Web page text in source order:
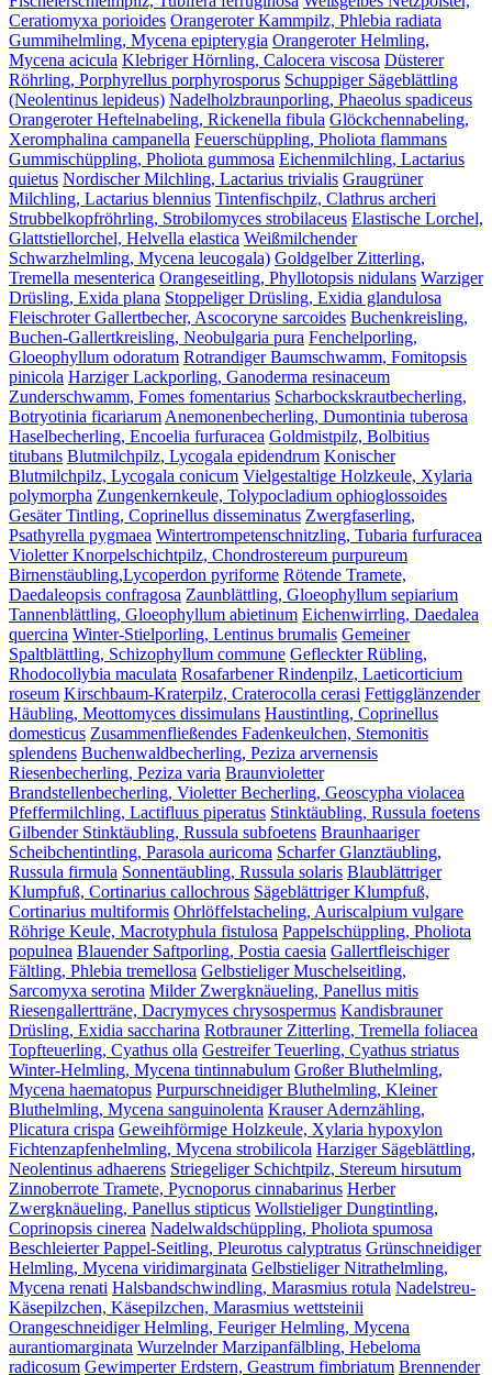
Ceratiomyxa porioides Orangeroter Kammpilz, Phlebia radiata
Gummihelmling, Mycena epipterygia Orangeroter Helmling,
Mycena acicula Klebriger Hörnling, Calocera viscosa Düsterer
Röhrling, Porphyrellus porphyrosporus Schuppiger Sägeblättling
(Neolentinus lepideus) Nadelholzbraunporling, Phaeolus spadiceus
Orangeroter Heftelnabeling, Rickenella fibula Glöckchennabeling,
Xeromphalina campanella Feuerschüppling, Pholiota flammans
Gummischüppling, Pholiota gummosa Eichenmilchling, Lactarius
quietus Nordischer Milchling, Lactarius trivialis Graugrüner
Milchling, Lactarius blennius Tintenfischpilz, Clathrus archeri
Strubbelkopfröhrling, Strobilomyces strobilaceus Elastische Lorchel,
Glattstiellorchel, Helvella elastica Weißmilchender
Schwarzhelmling, Mycena leucogala) Goldgelber Zitterling,
Tremella mesenterica Orangeseitling, Phyllotopsis nidulans Warziger
Drüsling, Exida plana Stoppeliger Drüsling, Exidia glandulosa
Fleischroter Gallertbecher, Ascocoryne sarcoides Buchenkreisling,
Buchen-Gallertkreisling, Neobulgaria pura Fenchelporling,
Gloeophyllum odoratum Rotrandiger Baumschwamm, Fomitopsis
pinicola Harziger Lackporling, Ganoderma resinaceum
Zunderschwamm, Fomes fomentarius Scharbockskrautbecherling,
Botryotinia ficariarum Anemonenbecherling, Dumontinia tuberosa
Haselbecherling, Encoelia furfuracea Goldmistpilz, Bolbitius
titubans Blutmilchpilz, Lycogala epidendrum Konischer
Blutmilchpilz, Lycogala conicum Vielgestaltige Holzkeule, Xylaria
polymorpha Zungenkernkeule, Tolypocladium ophioglossoides
Gesäter Tintling, Coprinellus disseminatus Zwergfaserling,
Psathyrella pygmaea Wintertrompetenschnitzling, Tubaria furfuracea
Violetter Knorpelschichtpilz, Chondrostereum purpureum
Birnenstäubling,Lycoperdon pyriforme Rötende Tramete,
Daedaleopsis confragosa Zaunblättling, Gloeophyllum sepiarium
Tannenblättling, Gloeophyllum abietinum Eichenwirrling, Daedalea
quercina Winter-Stielporling, Lentinus brumalis Gemeiner
Spaltblättling, Schizophyllum commune Gefleckter Rübling,
Rhodocollybia maculata Rosafarbener Rindenpilz, Laeticorticium
roseum Kirschbaum-Kraterpilz, Craterocolla cerasi Fettigglänzender
Häubling, Meottomyces dissimulans Haustintling, Coprinellus
domesticus Zusammenfließendes Fadenkeulchen, Stemonitis
splendens Buchenwaldbecherling, Peziza arvernensis
Riesenbecherling, Peziza varia Braunvioletter
Brandstellenbecherling, Violetter Becherling, Geoscypha violacea
Pfeffermilchling, Lactifluus piperatus Stinktäubling, Russula foetens
Gilbender Stinktäubling, Russula subfoetens Braunhaariger
Scheibchentintling, Parasola auricoma Scharfer Glanztäubling,
Russula firmula Sonnentäubling, Russula solaris Blaublättriger
Klumpfuß, Cortinarius callochrous Sägeblättriger Klumpfuß,
Cortinarius multiformis Ohrlöffelstacheling, Auriscalpium vulgare
Röhrige Keule, Macrotyphula fistulosa Pappelschüppling, Pholiota
populnea Blauender Saftporling, Postia caesia Gallertfleischiger
Fältling, Phlebia tremellosa Gelbstieliger Muschelseitling,
Sarcomyxa serotina Milder Zwergknäueling, Panellus mitis
Riesengallertträne, Dacrymyces chrysospermus Kandisbrauner
Drüsling, Exidia saccharina Rotbrauner Zitterling, Tremella foliacea
Topfteuerling, Cyathus olla Gestreifer Teuerling, Cyathus striatus
Winter-Helmling, Mycena tintinnabulum Großer Bluthelmling,
Mycena haematopus Purpurschneidiger Bluthelmling, Kleiner
Bluthelmling, Mycena sanguinolenta Krauser Adernzähling,
Plicatura crispa Geweihförmige Holzkeule, Xylaria hypoxylon
Fichtenzapfenhelmling, Mycena strobilicola Harziger Sägeblättling,
Neolentinus adhaerens Striegeliger Schichtpilz, Stereum hirsutum
Zinnoberrote Tramete, Pycnoporus cinnabarinus Herber
Zwergknäueling, Panellus stipticus Wollstieliger Dungtintling,
Coprinopsis cinerea Nadelwaldschüppling, Pholiota spumosa
Beschleierter Pappel-Seitling, Pleurotus calyptratus Grünschneidiger
Helmling, Mycena viridimarginata Gelbstieliger Nitrathelmling,
Mycena renati Halsbandschwindling, Marasmius rotula Nadelstreu-
Käsepilzchen, Käsepilzchen, Marasmius wettsteinii
Orangeschneidiger Helmling, Feuriger Helmling, Mycena
aurantiomarginata Wurzelnder Marzipanfälbling, Hebeloma
radicosum Gewimperter Erdstern, Geastrum fimbriatum Brennender